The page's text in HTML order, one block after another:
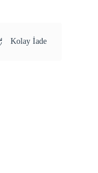
Kolay İade